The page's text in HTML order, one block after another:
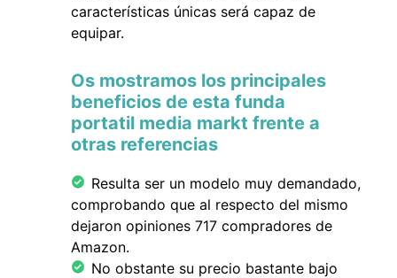
características únicas será capaz de
equipar.
Os mostramos los principales
beneficios de esta funda
portatil media markt frente a
otras referencias
Resulta ser un modelo muy demandado,
comprobando que al respecto del mismo
dejaron opiniones 717 compradores de
Amazon.
No obstante su precio bastante bajo